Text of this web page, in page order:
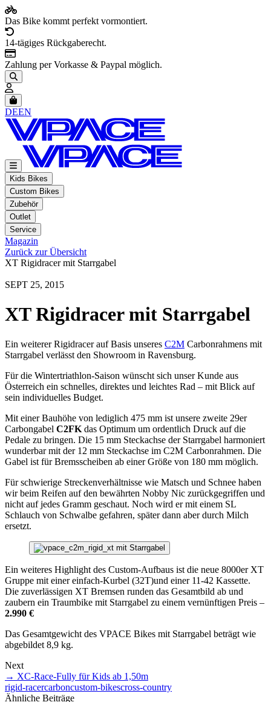
Das Bike kommt perfekt vormontiert.
14-tägiges Rückgaberecht.
Zahlung per Vorkasse & Paypal möglich.
Artikel im Warenkorb, Warenkorb anzeigen
DEEN
Kids Bikes
Custom Bikes
Zubehör
Outlet
Service
Magazin
Zurück zur Übersicht
XT Rigidracer mit Starrgabel
SEPT 25, 2015
XT Rigidracer mit Starrgabel
Ein weiterer Rigidracer auf Basis unseres C2M Carbonrahmens mit
Starrgabel verlässt den Showroom in Ravensburg.
Für die Wintertriathlon-Saison wünscht sich unser Kunde aus
Österreich ein schnelles, direktes und leichtes Rad – mit Blick auf
sein individuelles Budget.
Mit einer Bauhöhe von lediglich 475 mm ist unsere zweite 29er
Carbongabel C2FK das Optimum um ordentlich Druck auf die
Pedale zu bringen. Die 15 mm Steckachse der Starrgabel harmoniert
wunderbar mit der 12 mm Steckachse im C2M Carbonrahmen. Die
Gabel ist für Bremsscheiben ab einer Größe von 180 mm möglich.
Für schwierige Streckenverhältnisse wie Matsch und Schnee haben
wir beim Reifen auf den bewährten Nobby Nic zurückgegriffen und
nicht auf jedes Gramm geschaut. Noch wird er mit einem SL
Schlauch von Schwalbe gefahren, später dann aber durch Milch
ersetzt.
Ein weiteres Highlight des Custom-Aufbaus ist die neue 8000er XT
Gruppe mit einer einfach-Kurbel (32T)und einer 11-42 Kassette.
Die zuverlässigen XT Bremsen runden das Gesamtbild ab und
zaubern ein Traumbike mit Starrgabel zu einem vernünftigen Preis –
2.990 €
Das Gesamtgewicht des VPACE Bikes mit Starrgabel beträgt wie
abgebildet 8,9 kg.
Next
→ XC-Race-Fully für Kids ab 1,50m
rigid-racercarboncustom-bikescross-country
Ähnliche Beiträge